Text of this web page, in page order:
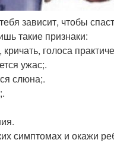
зависит, чтобы
такие признаки:
голоса
ужас;.
слюна;.
симптомах и окажи